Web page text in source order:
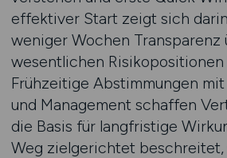
effektiver Start zeigt sich
weniger Wochen Transparenz
wesentlichen
Frühzeitige Abstimmungen
und Management schaffen
die Basis für langfristige
Weg zielgerichtet